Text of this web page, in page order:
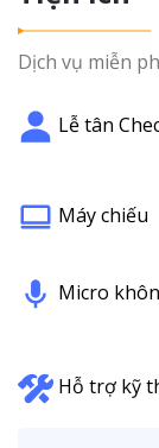
Dịch vụ miễn
Lễ tân
Máy chiếu
Micro
Hỗ trợ kỹ